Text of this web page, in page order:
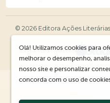
© 2026 Editora Ações
Olá! Utilizamos cookies para
melhorar o desempenho,
nosso site e personalizar
concorda com o uso de